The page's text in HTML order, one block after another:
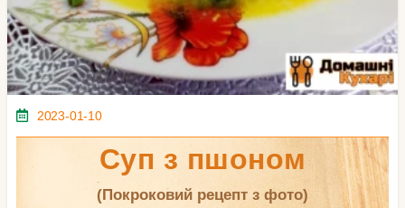
2023-01-10
Суп з пшоном
(покроковий рецепт з фото)